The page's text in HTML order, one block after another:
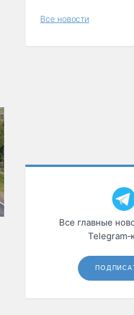
Все новости
Все главные